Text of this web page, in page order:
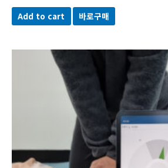
Add to cart 바로구매